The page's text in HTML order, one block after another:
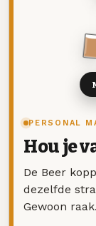
PERSONAL
Hou je
De Beer
dezelfde
Gewoon raak.